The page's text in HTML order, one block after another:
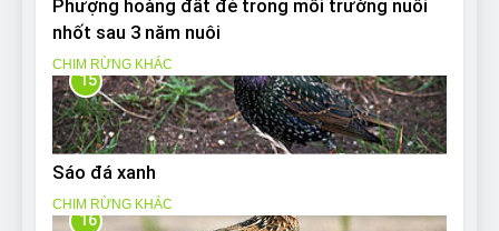
Phượng hoàng đất đẻ trong môi trường nuôi
nhốt sau 3 năm nuôi
CHIM RỪNG KHÁC
15
Sáo đá xanh
CHIM RỪNG KHÁC
16